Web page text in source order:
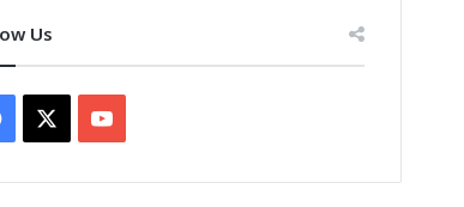
Us
Facebook YouTube